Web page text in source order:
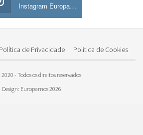
Instagram Europamos
Política de Privacidade Política de Cookies
- Todos os direitos reservados.
Design: Europamos 2026